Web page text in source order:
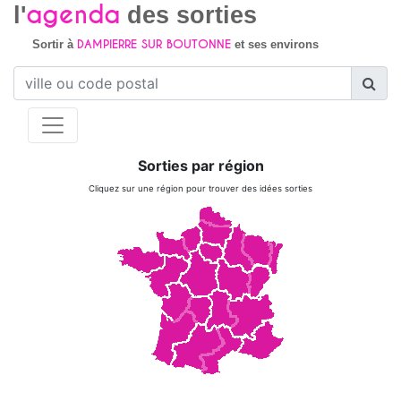
l'agenda des sorties
Sortir à DAMPIERRE SUR BOUTONNEet ses environs
Sorties par région
Cliquez sur une région pour trouver des idées sorties